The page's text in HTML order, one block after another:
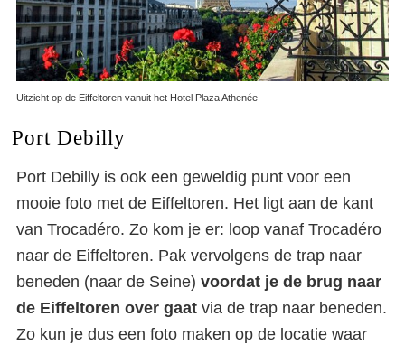
Uitzicht op de Eiffeltoren vanuit het Hotel Plaza Athenée
Port Debilly
Port Debilly is ook een geweldig punt voor een
mooie foto met de Eiffeltoren. Het ligt aan de kant
van Trocadéro. Zo kom je er: loop vanaf Trocadéro
naar de Eiffeltoren. Pak vervolgens de trap naar
beneden (naar de Seine) voordat je de brug naar
de Eiffeltoren over gaat via de trap naar beneden.
Zo kun je dus een foto maken op de locatie waar